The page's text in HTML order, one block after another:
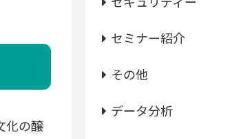
化の醸
セミナー紹介
その他
データ分析